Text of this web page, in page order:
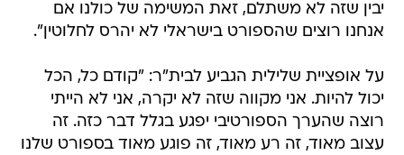
יבין שזה לא משתלם, זאת המשימה של כולנו אם
אנחנו רוצים שהספורט בישראלי לא יהרס לחלוטין".
על אופציית שלילית הגביע לבית"ר: "קודם כל, הכל
יכול להיות. אני מקווה שזה לא יקרה, אני לא הייתי
רוצה שהערך הספורטיבי יפגע בגלל דבר כזה. זה
עצוב מאוד, זה רע מאוד, זה פוגע מאוד בספורט שלנו